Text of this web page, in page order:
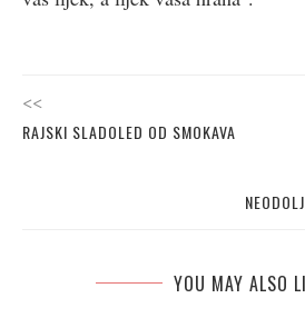
<<
RAJSKI SLADOLED OD SMOKAVA
YOU MAY ALSO